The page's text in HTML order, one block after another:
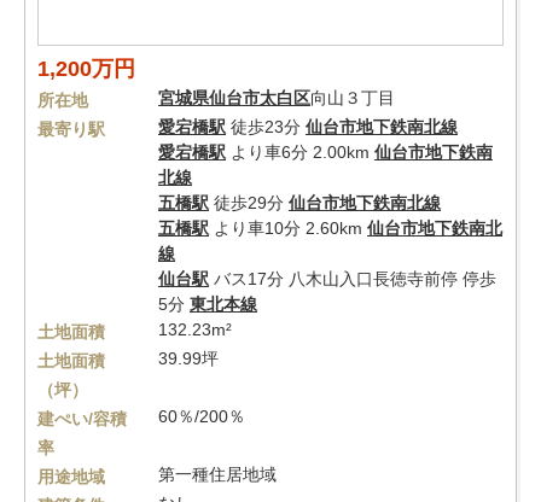
1,200万円
所在地 宮城県仙台市太白区向山３丁目
最寄り駅
愛宕橋駅 徒歩23分 仙台市地下鉄南北線
愛宕橋駅 より車6分 2.00km 仙台市地下鉄南
北線
五橋駅 徒歩29分 仙台市地下鉄南北線
五橋駅 より車10分 2.60km 仙台市地下鉄南北
線
仙台駅 バス17分 八木山入口長徳寺前停 停歩
5分 東北本線
土地面積
132.23m²
土地面積
（坪）
39.99坪
建ぺい/容積
率
60％/200％
用途地域
第一種住居地域